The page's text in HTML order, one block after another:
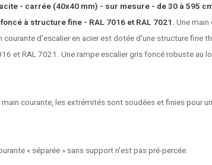
- carrée (40x40 mm) - sur mesure - de 30 à 595
à structure fine - RAL 7016 et RAL 7021. Une
courante d'escalieren acier est dotée d'une structure fine
et RAL 7021. Une rampe escalier gris foncé robuste au
courante, les extrémités sont soudées et finies pour
« séparée » sans support n'est pas pré-percée.